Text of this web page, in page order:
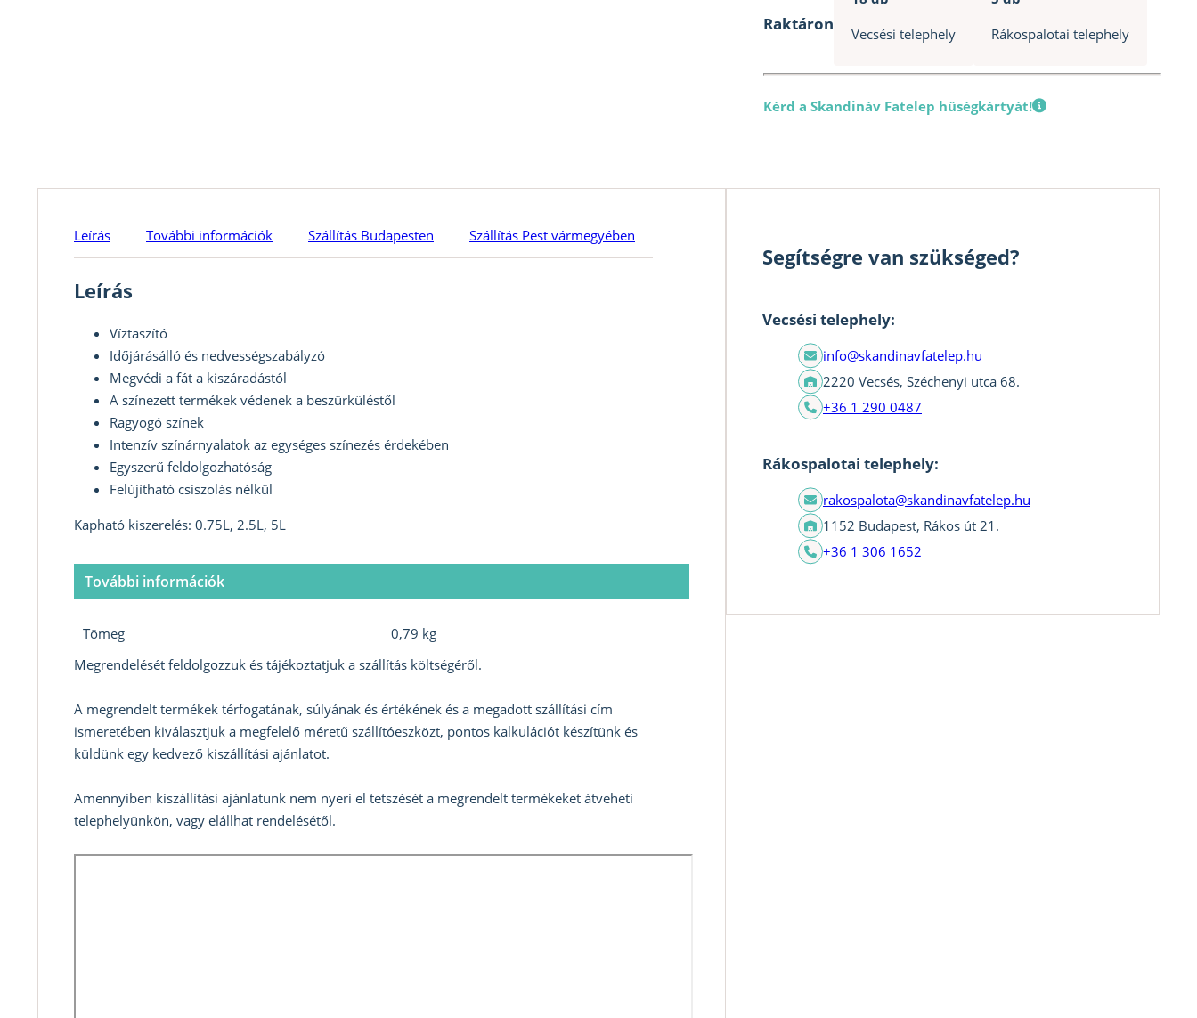
mennyiség
Raktáron
Vecsési telephely
Rákospalotai telephely
Kérd a Skandináv Fatelep hűségkártyát!
Leírás További információk Szállítás Budapesten Szállítás Pest vármegyében
Leírás
Víztaszító
Időjárásálló és nedvességszabályzó
Megvédi a fát a kiszáradástól
A színezett termékek védenek a beszürküléstől
Ragyogó színek
Intenzív színárnyalatok az egységes színezés érdekében
Egyszerű feldolgozhatóság
Felújítható csiszolás nélkül
Kapható kiszerelés: 0.75L, 2.5L, 5L
További információk
Tömeg
0,79 kg
Megrendelését feldolgozzuk és tájékoztatjuk a szállítás költségéről.
A megrendelt termékek térfogatának, súlyának és értékének és a megadott szállítási cím
ismeretében kiválasztjuk a megfelelő méretű szállítóeszközt, pontos kalkulációt készítünk és
küldünk egy kedvező kiszállítási ajánlatot.
Amennyiben kiszállítási ajánlatunk nem nyeri el tetszését a megrendelt termékeket átveheti
telephelyünkön, vagy elállhat rendelésétől.
Segítségre van szükséged?
Vecsési telephely:
info@skandinavfatelep.hu
2220 Vecsés, Széchenyi utca 68.
+36 1 290 0487
Rákospalotai telephely:
rakospalota@skandinavfatelep.hu
1152 Budapest, Rákos út 21.
+36 1 306 1652